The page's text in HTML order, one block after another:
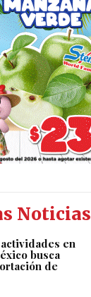
Noticias
en
busca
de